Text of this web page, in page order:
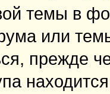
темы в
или
прежде